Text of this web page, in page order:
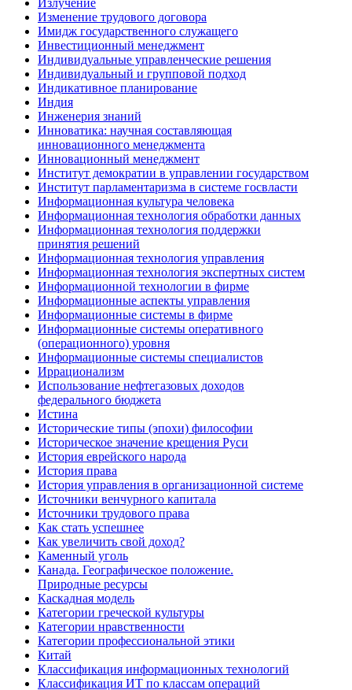
Излучение
Изменение трудового договора
Имидж государственного служащего
Инвестиционный менеджмент
Индивидуальные управленческие решения
Индивидуальный и групповой подход
Индикативное планирование
Индия
Инженерия знаний
Инноватика: научная составляющая
инновационного менеджмента
Инновационный менеджмент
Институт демократии в управлении государством
Институт парламентаризма в системе госвласти
Информационная культура человека
Информационная технология обработки данных
Информационная технология поддержки
принятия решений
Информационная технология управления
Информационная технология экспертных систем
Информационной технологии в фирме
Информационные аспекты управления
Информационные системы в фирме
Информационные системы оперативного
(операционного) уровня
Информационные системы специалистов
Иррационализм
Использование нефтегазовых доходов
федерального бюджета
Истина
Исторические типы (эпохи) философии
Историческое значение крещения Руси
История еврейского народа
История права
История управления в организационной системе
Источники венчурного капитала
Источники трудового права
Как стать успешнее
Как увеличить свой доход?
Каменный уголь
Канада. Географическое положение.
Природные ресурсы
Каскадная модель
Категории греческой культуры
Категории нравственности
Категории профессиональной этики
Китай
Классификация информационных технологий
Классификация ИТ по классам операций